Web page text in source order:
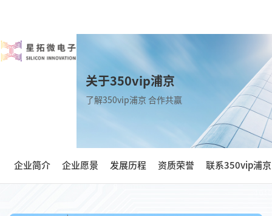
关于350vip浦京
了解350vip浦京 合作共赢
企业简介 企业愿景 发展历程 资质荣誉 联系350vip浦京